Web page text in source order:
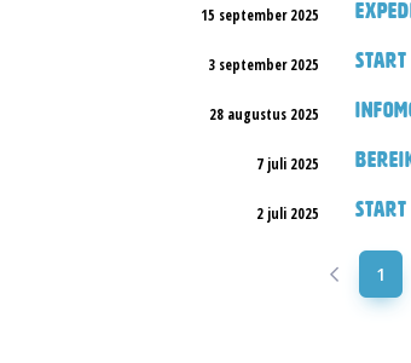
15 september 2025
3 september 2025 Start
28 augustus 2025
7 juli 2025
2 juli 2025 Start
1